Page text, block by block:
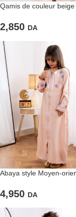
Qamis de couleur beige
2,850 DA
Abaya style Moyen-
4,950 DA